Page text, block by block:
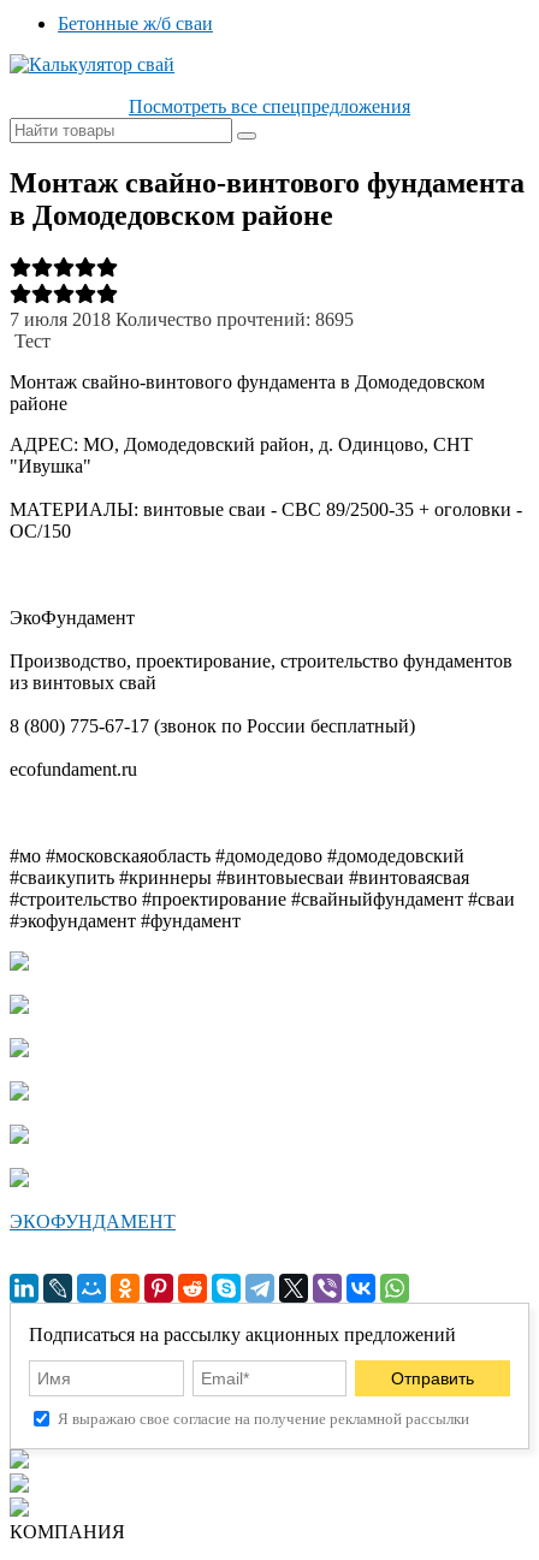
Бетонные ж/б сваи
Посмотреть все спецпредложения
Монтаж свайно-винтового фундамента
в Домодедовском районе
7 июля 2018 Количество прочтений: 8695
Тест
Монтаж свайно-винтового фундамента в Домодедовском
районе
АДРЕС: МО, Домодедовский район, д. Одинцово, СНТ
"Ивушка"
МАТЕРИАЛЫ: винтовые сваи - СВС 89/2500-35 + оголовки -
ОС/150
ЭкоФундамент
Производство, проектирование, строительство фундаментов
из винтовых свай
8 (800) 775-67-17 (звонок по России бесплатный)
ecofundament.ru
#мо #московскаяобласть #домодедово #домодедовский
#сваикупить #криннеры #винтовыесваи #винтоваясвая
#строительство #проектирование #свайныйфундамент #сваи
#экофундамент #фундамент
ЭКОФУНДАМЕНТ
Подписаться на рассылку акционных предложений
Я выражаю свое согласие на получение рекламной рассылки
КОМПАНИЯ